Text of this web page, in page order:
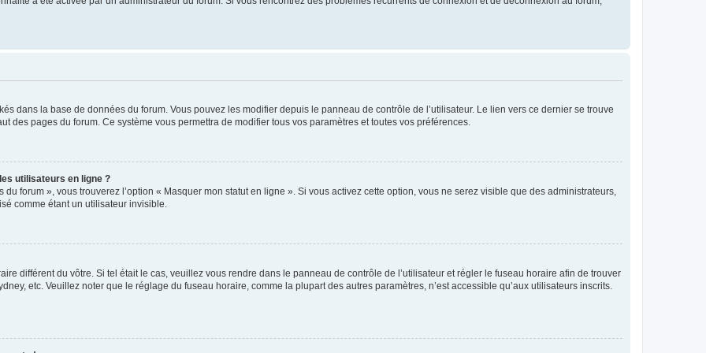
dans la base de données du forum. Vous pouvez les modifier depuis le panneau de contrôle de l’utilisateur. Le lien vers ce dernier se trouve
des pages du forum. Ce système vous permettra de modifier tous vos paramètres et toutes vos préférences.
utilisateurs en ligne ?
forum », vous trouverez l’option « Masquer mon statut en ligne ». Si vous activez cette option, vous ne serez visible que des administrateurs,
comme étant un utilisateur invisible.
différent du vôtre. Si tel était le cas, veuillez vous rendre dans le panneau de contrôle de l’utilisateur et régler le fuseau horaire afin de trouver
etc. Veuillez noter que le réglage du fuseau horaire, comme la plupart des autres paramètres, n’est accessible qu’aux utilisateurs inscrits.